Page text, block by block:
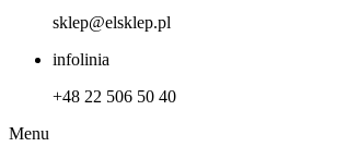
sklep@elsklep.pl
infolinia
+48 22 506 50 40
Menu